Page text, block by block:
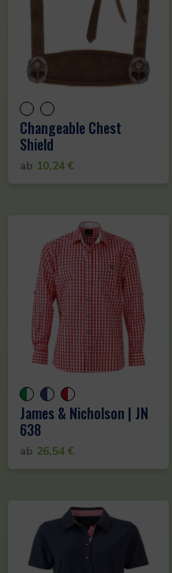
Changeable Chest
Shield
ab 10,24 €
James & Nicholson | JN
638
ab 26,54 €